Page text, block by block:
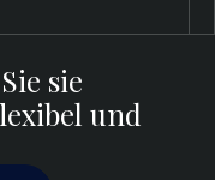
sie
und